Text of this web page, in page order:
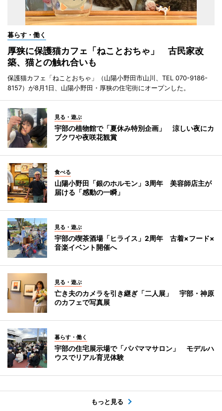
暮らす・働く
厚狭に保護猫カフェ「ねことおちゃ」 古民家改
築、猫との触れ合いも
保護猫カフェ「ねことおちゃ」（山陽小野田市山川、TEL 070-9186-
8157）が8月1日、山陽小野田・厚狭の住宅街にオープンした。
見る・遊ぶ
宇部の植物館で「夏休み特別企画」 涼しい夜にカ
ブクワや夜咲花観賞
食べる
山陽小野田「銀のホルモン」3周年 美容師店主が
届ける「感動の一瞬」
見る・遊ぶ
宇部の喫茶酒場「ヒライス」2周年 古着×フード×
音楽イベント開催へ
見る・遊ぶ
亡き夫のカメラを引き継ぎ「二人展」 宇部・神原
のカフェで写真展
暮らす・働く
宇部の住宅展示場で「パパママサロン」 モデルハ
ウスでリアル育児体験
もっと見る